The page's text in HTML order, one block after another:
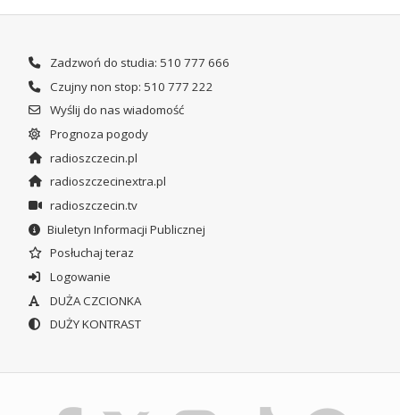
Zadzwoń do studia: 510 777 666
Czujny non stop: 510 777 222
Wyślij do nas wiadomość
Prognoza pogody
radioszczecin.pl
radioszczecinextra.pl
radioszczecin.tv
Biuletyn Informacji Publicznej
Posłuchaj teraz
Logowanie
DUŻA CZCIONKA
DUŻY KONTRAST